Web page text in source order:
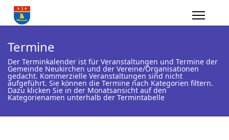
Termine
Der Terminkalender ist für Veranstaltungen und Termine der
Gemeinde Neukirchen und der Vereine/Organisationen
gedacht. Kommerzielle Veranstaltungen sind nicht
aufgeführt. Sie können die Termine nach Kategorien filtern.
Dazu klicken Sie in der Monatsansicht auf den
Kategorienamen unterhalb der Termintabelle